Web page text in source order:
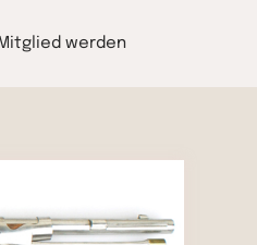
Mitglied werden